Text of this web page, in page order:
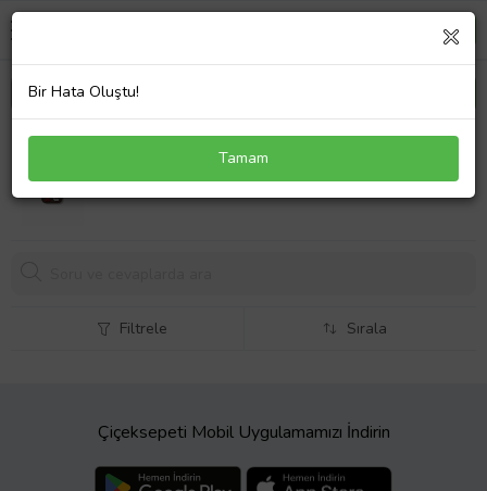
İphone 16 Silikon Kılıf Modeli
249,00 TL
Filtrele Sırala
Çiçeksepeti Mobil Uygulamamızı İndirin
Bir Hata Oluştu!
Tamam